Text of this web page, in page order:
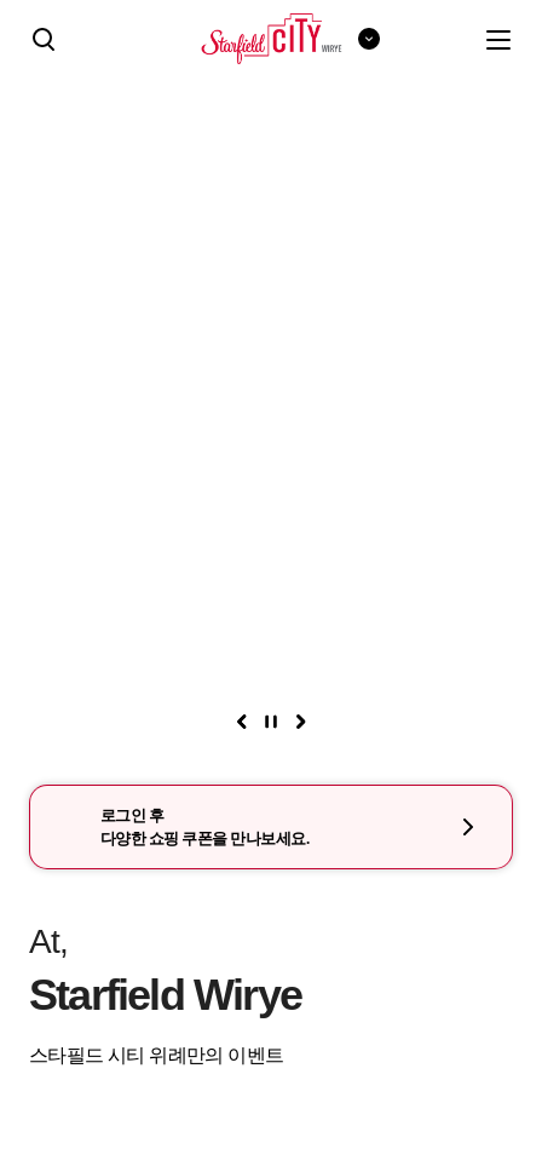
로그인 후
다양한 쇼핑 쿠폰을 만나보세요.
At,
Starfield Wirye
스타필드 시티 위례만의 이벤트